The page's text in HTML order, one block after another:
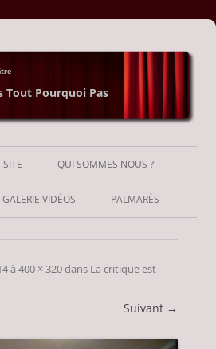
Tout Pourquoi Pas
Aller
contenu
QUI SOMMES NOUS ?
GALERIE VIDÉOS PALMARÈS
à 400 × 320dans La critique est
Suivant →